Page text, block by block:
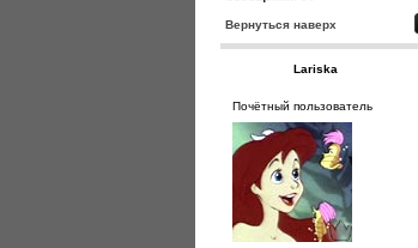
Вернуться наверх
Lariska
Почётный пользователь